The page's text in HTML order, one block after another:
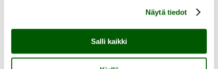
Näytä tiedot
Salli kaikki